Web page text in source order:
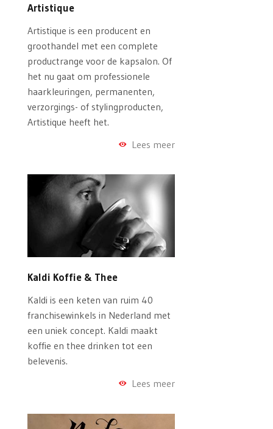
Artistique
Artistique is een producent en
groothandel met een complete
productrange voor de kapsalon. Of
het nu gaat om professionele
haarkleuringen, permanenten,
verzorgings- of stylingproducten,
Artistique heeft het.
Lees meer
Kaldi Koffie & Thee
Kaldi is een keten van ruim 40
franchisewinkels in Nederland met
een uniek concept. Kaldi maakt
koffie en thee drinken tot een
belevenis.
Lees meer